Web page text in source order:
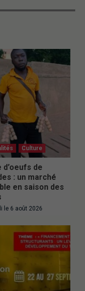
Culture
d’oeufs de
: un marché
en saison des
le 6 août 2026